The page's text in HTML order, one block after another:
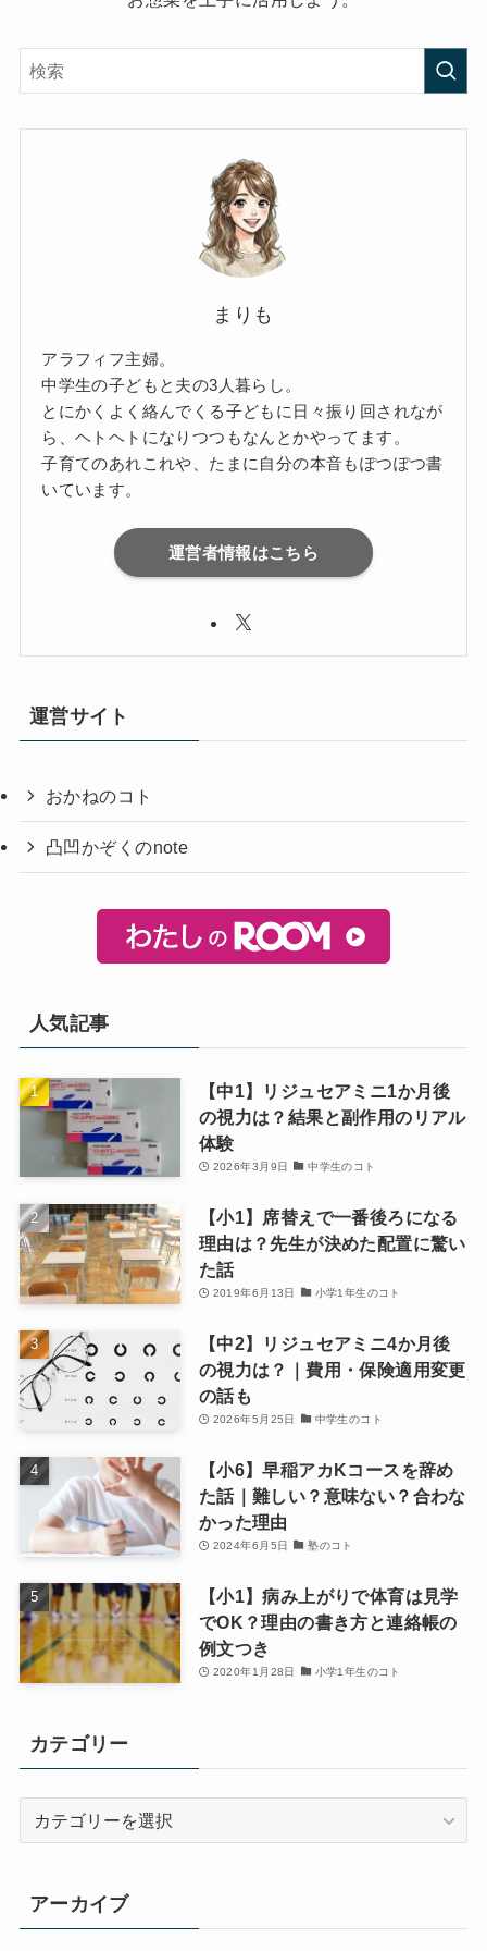
まりも
アラフィフ主婦。
中学生の子どもと夫の3人暮らし。
とにかくよく絡んでくる子どもに日々振り回されなが
ら、ヘトヘトになりつつもなんとかやってます。
子育てのあれこれや、たまに自分の本音もぽつぽつ書
いています。
運営者情報はこちら
運営サイト
おかねのコト
凸凹かぞくのnote
人気記事
【中1】リジュセアミニ1か月後
の視力は？結果と副作用のリアル
体験
2026年3月9日 中学生のコト
【小1】席替えで一番後ろになる
理由は？先生が決めた配置に驚い
た話
2019年6月13日 小学1年生のコト
【中2】リジュセアミニ4か月後
の視力は？｜費用・保険適用変更
の話も
2026年5月25日 中学生のコト
【小6】早稲アカKコースを辞め
た話｜難しい？意味ない？合わな
かった理由
2024年6月5日 塾のコト
【小1】病み上がりで体育は見学
でOK？理由の書き方と連絡帳の
例文つき
2020年1月28日 小学1年生のコト
カテゴリー
ー
アーカイブ